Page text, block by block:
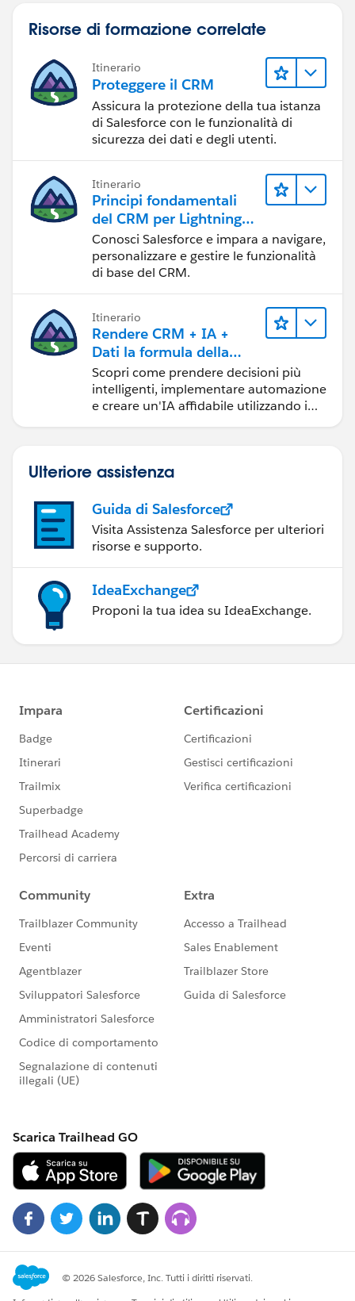
Risorse di formazione correlate
Itinerario
Proteggere il CRM
Assicura la protezione della tua istanza
di Salesforce con le funzionalità di
sicurezza dei dati e degli utenti.
Itinerario
Principi fondamentali
del CRM per Lightning
Experience
Conosci Salesforce e impara a navigare,
personalizzare e gestire le funzionalità
di base del CRM.
Itinerario
Rendere CRM + IA +
Dati la formula della
fiducia
Scopri come prendere decisioni più
intelligenti, implementare automazione
e creare un'IA affidabile utilizzando i
prodotti e le tecnologie Salesforce più
Ulteriore assistenza
Guida di Salesforce
Visita Assistenza Salesforce per ulteriori
risorse e supporto.
IdeaExchange
Proponi la tua idea su IdeaExchange.